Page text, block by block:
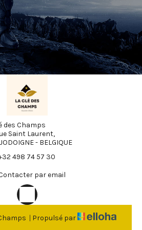
des Champs
Saint Laurent,
- BELGIQUE
498 74 57 30
par email
| Propulsé par